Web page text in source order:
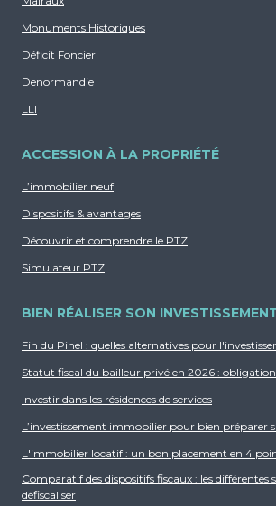
patrimoine tout en bénéficiant
avantageuse.
Monuments Historiques
Déficit Foncier
Denormandie
LLI
ACCESSION À LA PROPRIÉTÉ
L’immobilier neuf
Dispositifs & avantages
Découvrir et comprendre le PTZ
Simulateur PTZ
BIEN RÉALISER SON
Fin du Pinel : quelles alternatives pour
Statut fiscal du bailleur privé en 2026 :
Investir dans les résidences de services
L’investissement immobilier pour bien préparer
L'immobilier locatif : un bon placement en 4
Comparatif des dispositifs fiscaux : les différentes
défiscaliser